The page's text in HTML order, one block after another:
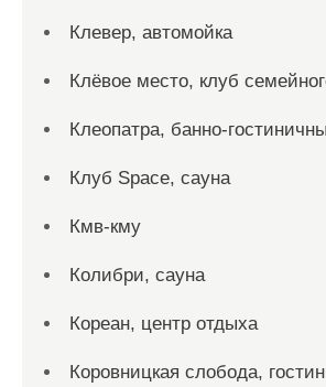
Клевер, автомойка
Клёвое место, клуб
Клеопатра, банно-
Клуб Space, сауна
Кмв-кму
Колибри, сауна
Кореан, центр отдыха
Коровницкая слобода,